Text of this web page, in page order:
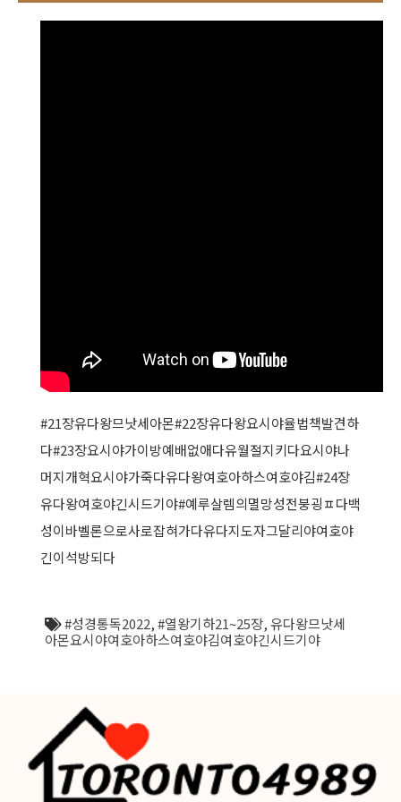
#21장유다왕므낫세아몬#22장유다왕요시야율법책발견하
다#23장요시야가이방예배없애다유월절지키다요시야나
머지개혁요시야가죽다유다왕여호아하스여호야김#24장
유다왕여호야긴시드기야#예루살렘의멸망성전붕굉ㅍ다백
성이바벨론으로사로잡혀가다유다지도자그달리야여호야
긴이석방되다
#성경통독2022,#열왕기하21~25장,유다왕므낫세
아몬요시야여호아하스여호야김여호야긴시드기야